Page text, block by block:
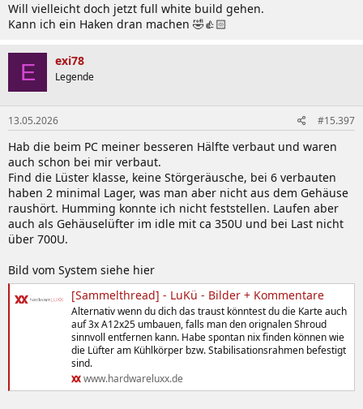
Will vielleicht doch jetzt full white build gehen.
Kann ich ein Haken dran machen 🤣👍🏻
E exi78
Legende
13.05.2026 #15.397
Hab die beim PC meiner besseren Hälfte verbaut und waren
auch schon bei mir verbaut.
Find die Lüster klasse, keine Störgeräusche, bei 6 verbauten
haben 2 minimal Lager, was man aber nicht aus dem Gehäuse
raushört. Humming konnte ich nicht feststellen. Laufen aber
auch als Gehäuselüfter im idle mit ca 350U und bei Last nicht
über 700U.
Bild vom System siehe hier
[Sammelthread] - LuKü - Bilder + Kommentare
Alternativ wenn du dich das traust könntest du die Karte auch
auf 3x A12x25 umbauen, falls man den orignalen Shroud
sinnvoll entfernen kann. Habe spontan nix finden können wie
die Lüfter am Kühlkörper bzw. Stabilisationsrahmen befestigt
sind.
www.hardwareluxx.de